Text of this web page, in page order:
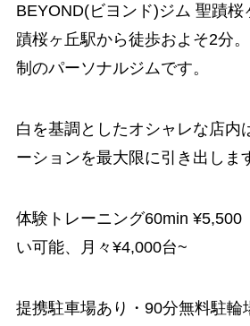
BEYOND(ビヨンド)ジム 聖蹟桜
蹟桜ヶ丘駅から徒歩およそ2分
制のパーソナルジムです。
白を基調としたオシャレな店内
ーションを最大限に引き出しま
体験トレーニング60min
い可能、月々¥4,000台~
提携駐車場あり・90分無料駐輪